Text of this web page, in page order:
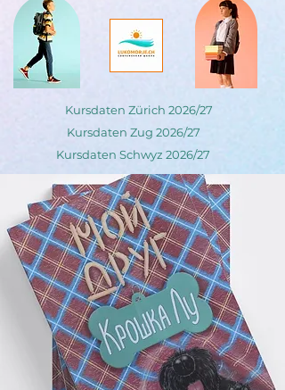
Kursdaten Zürich 2026/27
Kursdaten Zug 2026/27
Kursdaten Schwyz 2026/27